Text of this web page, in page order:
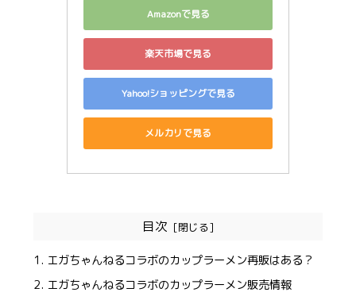
Amazonで見る
楽天市場で見る
Yahoo!ショッピングで見る
メルカリで見る
目次
エガちゃんねるコラボのカップラーメン再販はある？
エガちゃんねるコラボのカップラーメン販売情報